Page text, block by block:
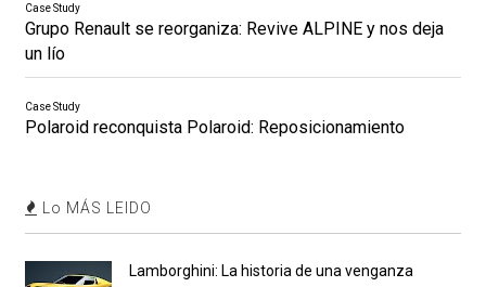
Case Study
Grupo Renault se reorganiza: Revive ALPINE y nos deja
un lío
Case Study
Polaroid reconquista Polaroid: Reposicionamiento
Lo MÁS LEIDO
Lamborghini: La historia de una venganza